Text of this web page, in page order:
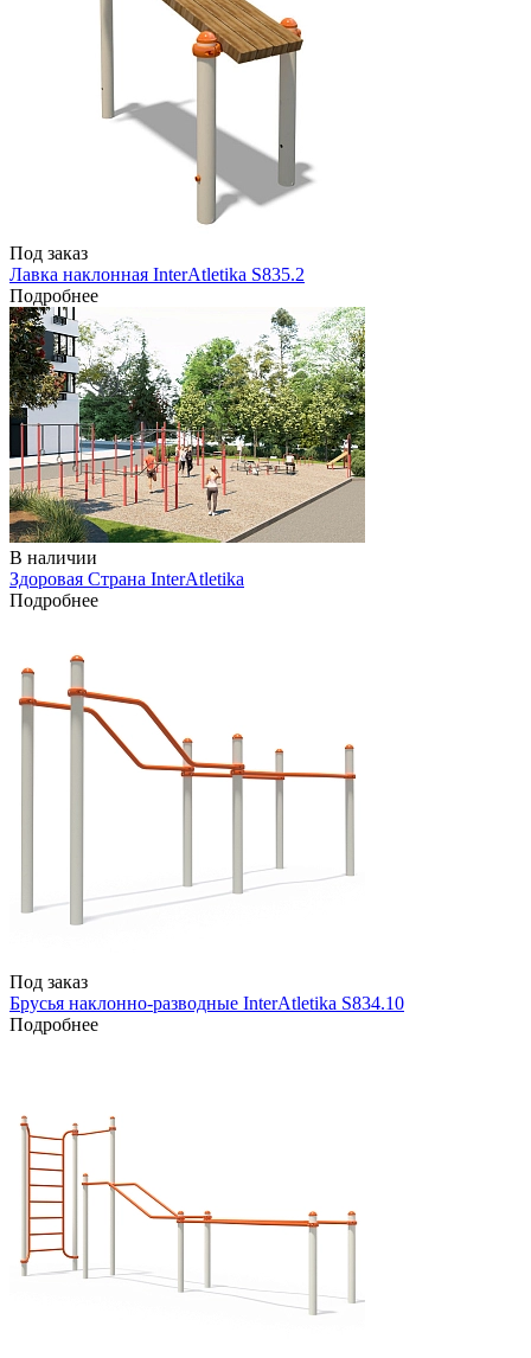
Под заказ
Лавка наклонная InterAtletika S835.2
Подробнее
В наличии
Здоровая Страна InterAtletika
Подробнее
Под заказ
Брусья наклонно-разводные InterAtletika S834.10
Подробнее